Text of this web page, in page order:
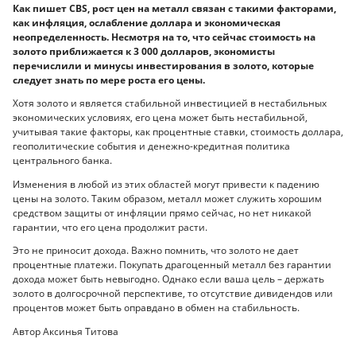
Как пишет CBS, рост цен на металл связан с такими факторами,
как инфляция, ослабление доллара и экономическая
неопределенность. Несмотря на то, что сейчас стоимость на
золото приближается к 3 000 долларов, экономисты
перечислили и минусы инвестирования в золото, которые
следует знать по мере роста его цены.
Хотя золото и является стабильной инвестицией в нестабильных
экономических условиях, его цена может быть нестабильной,
учитывая такие факторы, как процентные ставки, стоимость доллара,
геополитические события и денежно-кредитная политика
центрального банка.
Изменения в любой из этих областей могут привести к падению
цены на золото. Таким образом, металл может служить хорошим
средством защиты от инфляции прямо сейчас, но нет никакой
гарантии, что его цена продолжит расти.
Это не приносит дохода. Важно помнить, что золото не дает
процентные платежи. Покупать драгоценный металл без гарантии
дохода может быть невыгодно. Однако если ваша цель – держать
золото в долгосрочной перспективе, то отсутствие дивидендов или
процентов может быть оправдано в обмен на стабильность.
Автор Аксинья Титова